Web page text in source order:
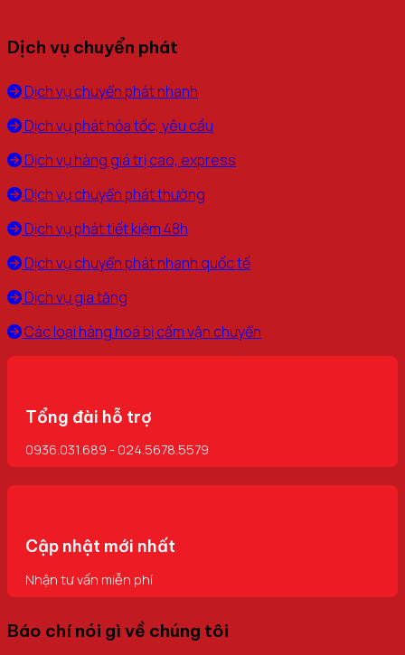
Dịch vụ chuyển phát
Dịch vụ chuyển phát nhanh
Dịch vụ phát hỏa tốc, yêu cầu
Dịch vụ hàng giá trị cao, express
Dịch vụ chuyển phát thường
Dịch vụ phát tiết kiệm 48h
Dịch vụ chuyển phát nhanh quốc tế
Dịch vụ gia tăng
Các loại hàng hoá bị cấm vận chuyển
Tổng đài hỗ trợ
0936.031.689 - 024.5678.5579
Cập nhật mới nhất
Nhận tư vấn miễn phí
Báo chí nói gì về chúng tôi